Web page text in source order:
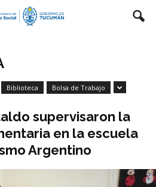
Biblioteca Bolsa de Trabajo
supervisaron la
en la escuela
Argentino